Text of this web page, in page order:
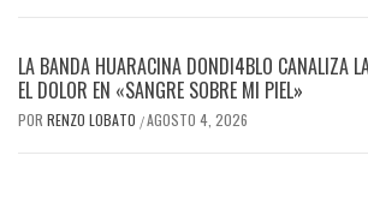
LA BANDA HUARACINA DONDI4BLO CANALIZA
EL DOLOR EN «SANGRE SOBRE MI PIEL»
POR RENZO LOBATO /AGOSTO 4, 2026